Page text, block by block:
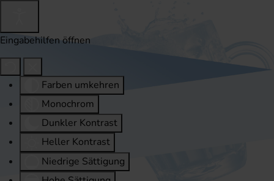
Eingabehilfen öffnen
Farben umkehren
Monochrom
Dunkler Kontrast
Heller Kontrast
Niedrige Sättigung